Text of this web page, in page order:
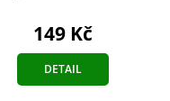
149 Kč
DETAIL